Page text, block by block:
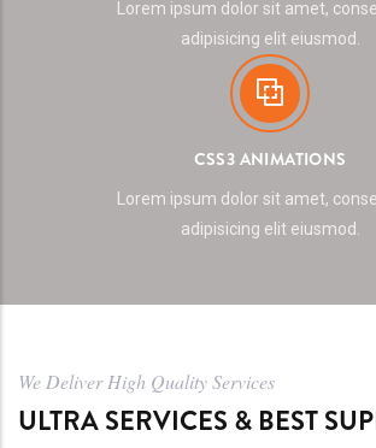
Lorem ipsum dolor sit amet,
adipisicing elit eiusmod.
CSS3 ANIMATIONS
Lorem ipsum dolor sit amet,
adipisicing elit eiusmod.
We Deliver High Quality Services
ULTRA SERVICES & BEST